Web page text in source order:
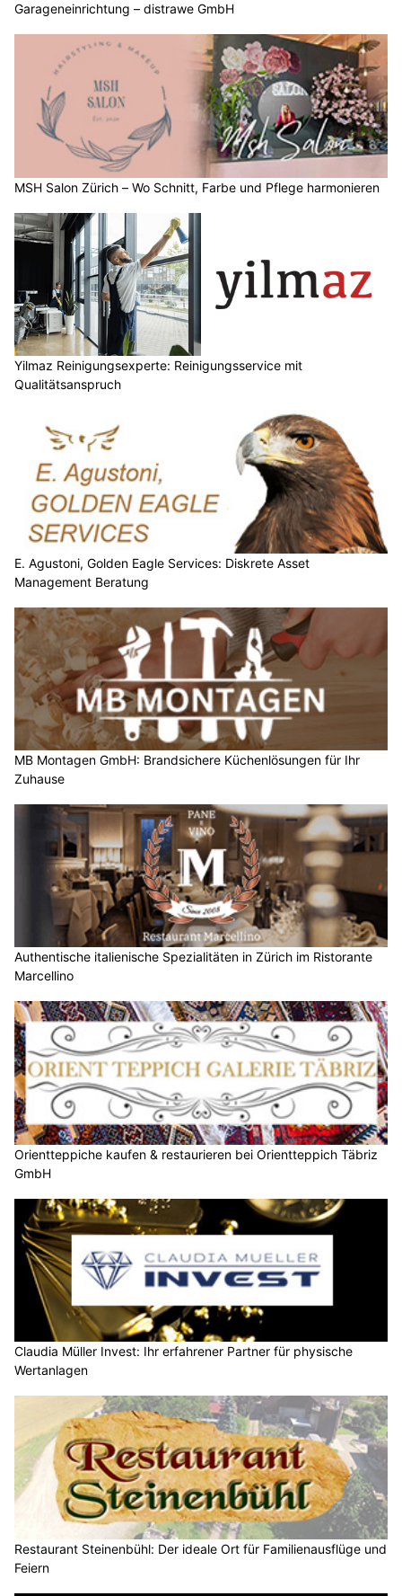
Garageneinrichtung – distrawe GmbH
MSH Salon Zürich – Wo Schnitt, Farbe und Pflege harmonieren
Yilmaz Reinigungsexperte: Reinigungsservice mit
Qualitätsanspruch
E. Agustoni, Golden Eagle Services: Diskrete Asset
Management Beratung
MB Montagen GmbH: Brandsichere Küchenlösungen für Ihr
Zuhause
Authentische italienische Spezialitäten in Zürich im Ristorante
Marcellino
Orientteppiche kaufen & restaurieren bei Orientteppich Täbriz
GmbH
Claudia Müller Invest: Ihr erfahrener Partner für physische
Wertanlagen
Restaurant Steinenbühl: Der ideale Ort für Familienausflüge und
Feiern